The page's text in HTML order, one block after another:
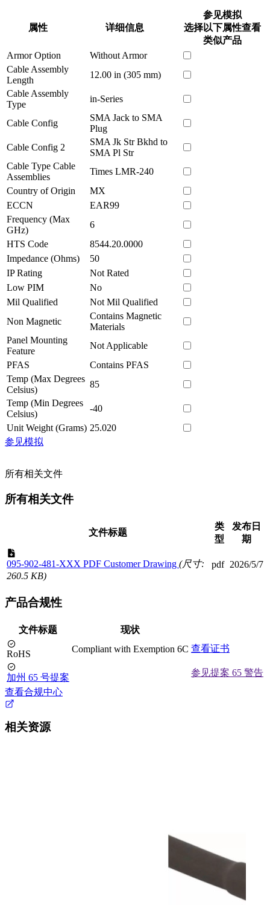
属性 详细信息
参见模拟
选择以下属性查看
类似产品
Armor Option
Without Armor
Cable Assembly
Length
12.00 in (305 mm)
Cable Assembly
Type
in-Series
Cable Config
SMA Jack to SMA
Plug
Cable Config 2
SMA Jk Str Bkhd to
SMA Pl Str
Cable Type Cable
Assemblies
Times LMR-240
Country of Origin
MX
ECCN
EAR99
Frequency (Max
GHz)
6
HTS Code
8544.20.0000
Impedance (Ohms)
50
IP Rating
Not Rated
Low PIM
No
Mil Qualified
Not Mil Qualified
Non Magnetic
Contains Magnetic
Materials
Panel Mounting
Feature
Not Applicable
PFAS
Contains PFAS
Temp (Max Degrees
Celsius)
85
Temp (Min Degrees
Celsius)
-40
Unit Weight (Grams) 25.020
参见模拟
所有相关文件
所有相关文件
文件标题
类
型
发布日
期
095-902-481-XXX PDF Customer Drawing (尺寸:
260.5 KB)
pdf 2026/5/7
产品合规性
文件标题 现状
RoHS Compliant with Exemption 6C 查看证书
加州 65 号提案
参见提案 65 警告
查看合规中心
相关资源